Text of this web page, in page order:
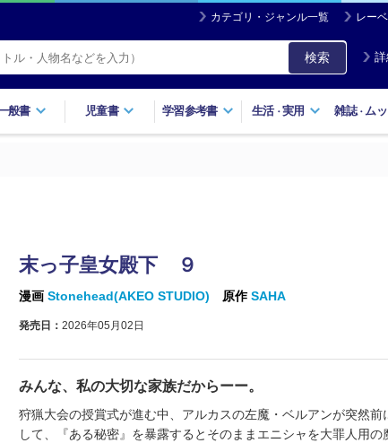
カテゴリ・ジャンル一覧 レー
検索
般書 児童書 学習参考書 生活・実用 雑誌・ ム
末っ子皇女殿下 ９
漫画 Stonehead(AKEO STUDIO) 原作SAHA
発売日： 2026年05月02日
みんな、私の大切な家族だからーー。
狩猟大会の授賞式が進む中、アルカスの左魔・ベルアンが突然前
して、『ある秘密』を暴露するとそのままエニシャを大罪人用の